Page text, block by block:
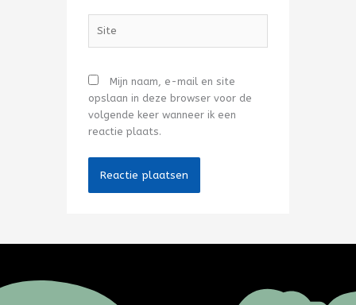
Mijn naam, e-mail en site
opslaan in deze browser voor de
volgende keer wanneer ik een
reactie plaats.